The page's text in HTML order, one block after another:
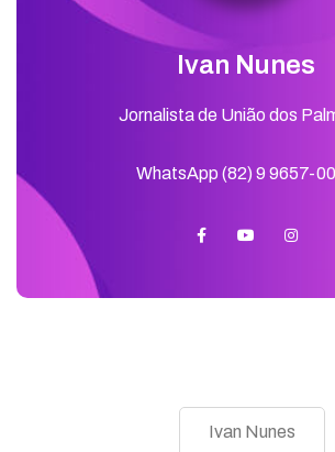
Ivan Nunes
Jornalista de União dos
WhatsApp (82) 9 9657-
Ivan Nunes